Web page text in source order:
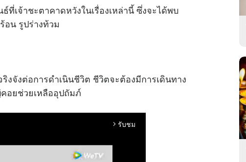
เจ้าชะตาคาดหวังในเรื่องเหล่านี้ ซึ่งจะได้พบ
อน รูปร่างท้วม
งจังต่อการดำเนินชีวิต ชีวิตจะต้องมีการเดินทาง
อยช่วยเหลืออุปถัมภ์
arrow_forward_ios รับชม